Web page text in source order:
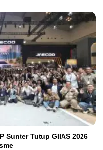
Sunter Tutup GIIAS 2026